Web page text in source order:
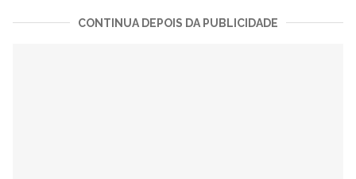
CONTINUA DEPOIS DA PUBLICIDADE